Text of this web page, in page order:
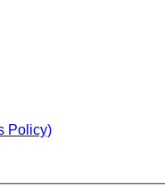
Policy)